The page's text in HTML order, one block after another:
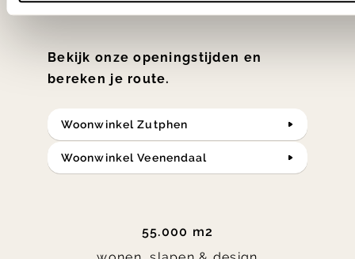
in verrassende materialen en kleuren!
Bekijk onze openingstijden en
bereken je route.
Woonwinkel Zutphen
Woonwinkel Veenendaal
55.000 m2